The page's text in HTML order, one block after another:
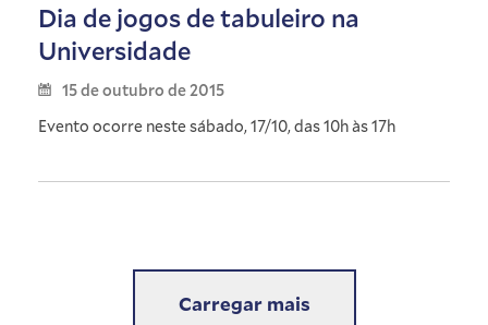
Dia de jogos de tabuleiro na
Universidade
15 de outubro de 2015
Evento ocorre neste sábado, 17/10, das 10h às 17h
Carregar mais